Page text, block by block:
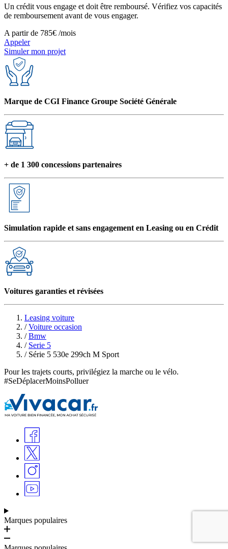
Un crédit vous engage et doit être remboursé. Vérifiez vos capacités
de remboursement avant de vous engager.
A partir de 785€ /mois
Appeler
Simuler mon projet
Marque de CGI Finance Groupe Société Générale
+ de 1 300 concessions partenaires
Simulation rapide et sans engagement en Leasing ou en Crédit
Voitures garanties et révisées
Leasing voiture
/ Voiture occasion
/ Bmw
/ Serie 5
/ Série 5 530e 299ch M Sport
Pour les trajets courts, privilégiez la marche ou le vélo.
#SeDéplacerMoinsPolluer
Marques populaires